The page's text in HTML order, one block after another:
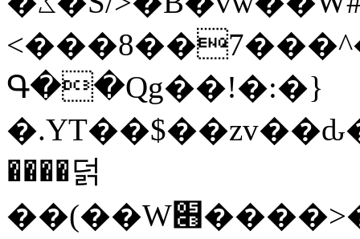
Գ��Qg��!�:�}
����덝
��(��W׋����>��O>�d�%Y�@�@ڻ<�z{rc&׻��z�����AeK�^�����������˩t��=x~